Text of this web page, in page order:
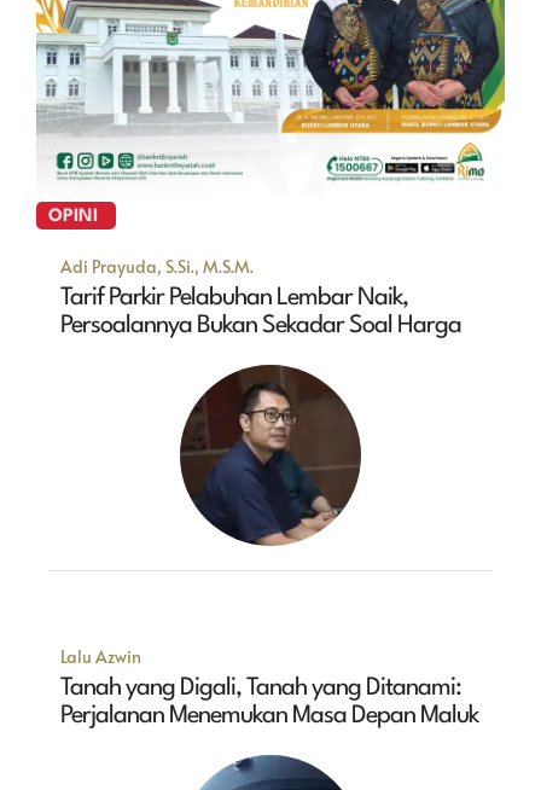
OPINI
Adi Prayuda, S.Si., M.S.M.
Tarif Parkir Pelabuhan Lembar Naik,
Persoalannya Bukan Sekadar Soal Harga
Lalu Azwin
Tanah yang Digali, Tanah yang Ditanami:
Perjalanan Menemukan Masa Depan Maluk